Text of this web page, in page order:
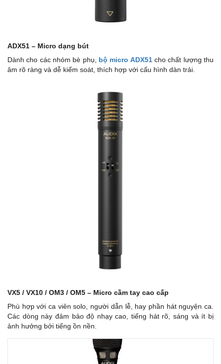
ADX51 – Micro dạng bút
Dành cho các nhóm bè phụ, bộ micro ADX51cho chất lượng thu
âm rõ ràng và dễ kiểm soát, thích hợp với cấu hình dàn trải.
VX5 / VX10 / OM3 / OM5 – Micro cầm tay cao cấp
Phù hợp với ca viên solo, người dẫn lễ, hay phần hát nguyện ca.
Các dòng này đảm bảo độ nhạy cao, tiếng hát rõ, sáng và ít bị
ảnh hưởng bởi tiếng ồn nền.